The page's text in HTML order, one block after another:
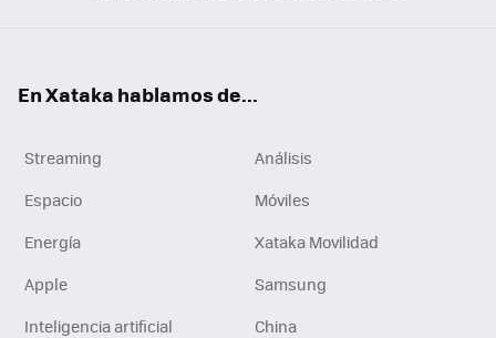
En Xataka hablamos de...
Streaming
Análisis
Espacio
Móviles
Energía
Xataka Movilidad
Apple
Samsung
Inteligencia artificial
China